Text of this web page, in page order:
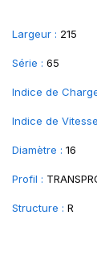
Largeur : 215
Série : 65
Indice de
Indice de
Diamètre : 16
Profil :
Structure : R